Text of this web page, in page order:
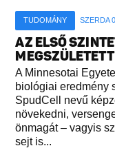
TUDOMÁNY SZERDA
AZ ELSŐ
A Minnesotai
biológiai eredmény
SpudCell nevű
növekedni,
önmagát – vagyis
sejt is...